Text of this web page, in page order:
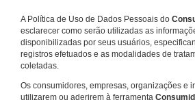
A Política de Uso de Dados Pessoais do
esclarecer como serão utilizadas as
disponibilizadas por seus usuários,
registros efetuados e as modalidades de
coletadas.
Os consumidores, empresas, organizações e
utilizarem ou aderirem à ferramenta